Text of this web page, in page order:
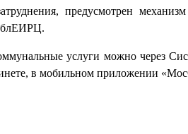
предусмотрен
услуги можно через
в мобильном приложении